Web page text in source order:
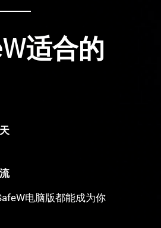
适合的
电脑版都能成为你